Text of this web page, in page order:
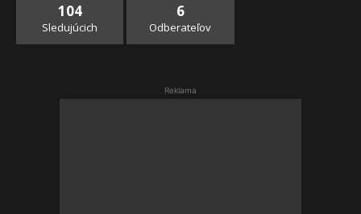
104
Sledujúcich
6
Odberateľov
Reklama